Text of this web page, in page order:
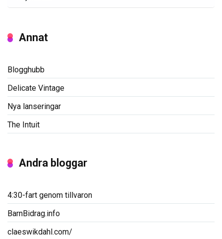
Annat
Blogghubb
Delicate Vintage
Nya lanseringar
The Intuit
Andra bloggar
4:30-fart genom tillvaron
BarnBidrag.info
claeswikdahl.com/